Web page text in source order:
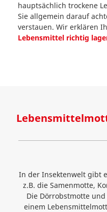
hauptsächlich trockene
Sie allgemein darauf
verstauen. Wir erklären
Lebensmittel richtig
In der Insektenwelt gibt
z.B. die Samenmotte,
Die Dörrobstmotte
einem